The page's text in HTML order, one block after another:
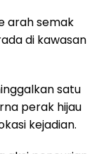
arah semak
di kawasan
satu
perak hijau
kejadian.